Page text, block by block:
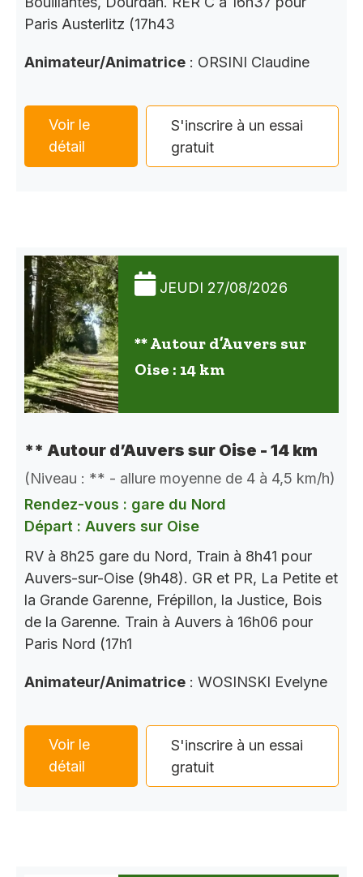
Paris Austerlitz (17h43
Animateur/Animatrice : ORSINI Claudine
Voir le
détail
S'inscrire à un essai
gratuit
JEUDI 27/08/2026
** Autour d’Auvers sur
Oise : 14 km
** Autour d’Auvers sur Oise - 14 km
(Niveau : ** - allure moyenne de 4 à 4,5 km/h)
Rendez-vous : gare du Nord
Départ : Auvers sur Oise
RV à 8h25 gare du Nord, Train à 8h41 pour
Auvers-sur-Oise (9h48). GR et PR, La Petite et
la Grande Garenne, Frépillon, la Justice, Bois
de la Garenne. Train à Auvers à 16h06 pour
Paris Nord (17h1
Animateur/Animatrice : WOSINSKI Evelyne
Voir le
détail
S'inscrire à un essai
gratuit